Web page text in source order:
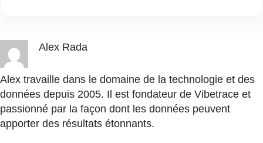
Alex Rada
Alex travaille dans le domaine de la technologie et des
données depuis 2005. Il est fondateur de Vibetrace et
passionné par la façon dont les données peuvent
apporter des résultats étonnants.